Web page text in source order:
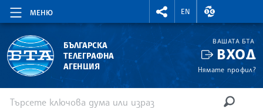
МЕНЮ
RIGHTMENU.SOCIAL
EN
ВАЛУТНИ
БЪЛГАРСКА
ТЕЛЕГРАФНА
АГЕНЦИЯ
ВАШАТА БТА
ВХОД
Нямате профил?